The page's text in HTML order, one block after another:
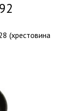
(хрестовина